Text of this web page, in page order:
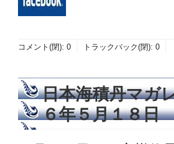
コメント(閉): 0 トラックバック(閉): 0
日本海積丹マガ
６年５月１８日